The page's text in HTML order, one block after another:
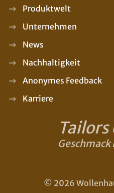
Produktwelt
Unternehmen
News
Nachhaltigkeit
Anonymes Feedback
Karriere
Tailors
Geschmack
© 2026